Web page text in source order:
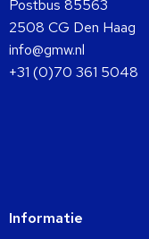
Postbus 85563
2508 CG Den Haag
info@gmw.nl
+31 (0)70 361 5048
Informatie